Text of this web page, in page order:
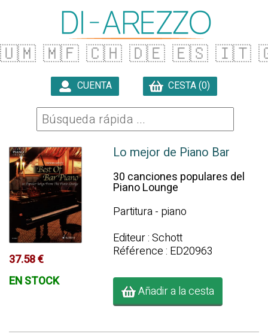
🇺🇲 🇲🇫 🇨🇭 🇩🇪 🇪🇸 🇮🇹
CUENTA CESTA (0)
37.58 €
EN STOCK
Lo mejor de Piano Bar
30 canciones populares del
Piano Lounge
Partitura - piano
Editeur : Schott
Référence : ED20963
Añadir a la cesta